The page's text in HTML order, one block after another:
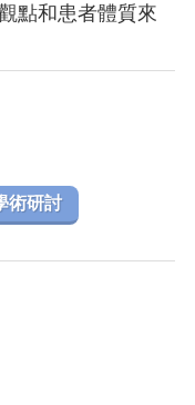
點和患者體質來
術研討